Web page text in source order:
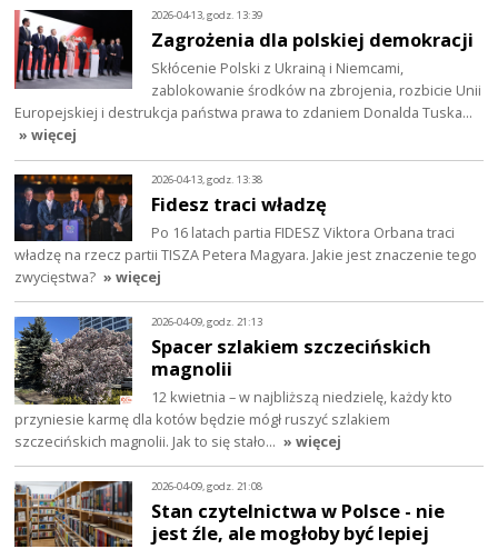
2026-04-13, godz. 13:39
Zagrożenia dla polskiej demokracji
Skłócenie Polski z Ukrainą i Niemcami,
zablokowanie środków na zbrojenia, rozbicie Unii
Europejskiej i destrukcja państwa prawa to zdaniem Donalda Tuska…
» więcej
2026-04-13, godz. 13:38
Fidesz traci władzę
Po 16 latach partia FIDESZ Viktora Orbana traci
władzę na rzecz partii TISZA Petera Magyara. Jakie jest znaczenie tego
zwycięstwa? » więcej
2026-04-09, godz. 21:13
Spacer szlakiem szczecińskich
magnolii
12 kwietnia – w najbliższą niedzielę, każdy kto
przyniesie karmę dla kotów będzie mógł ruszyć szlakiem
szczecińskich magnolii. Jak to się stało… » więcej
2026-04-09, godz. 21:08
Stan czytelnictwa w Polsce - nie
jest źle, ale mogłoby być lepiej